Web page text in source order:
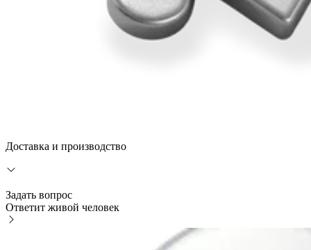
Доставка и производство
Задать вопрос
Ответит живой человек